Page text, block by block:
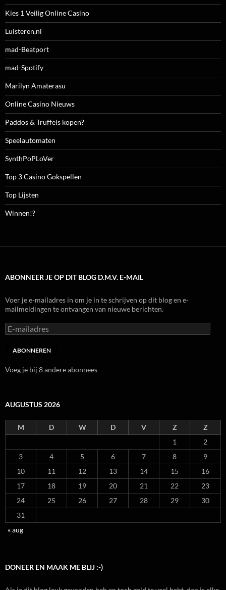
Kies 1 Veilig Online Casino
Luisteren.nl
mad-Beatport
mad-Spotify
Marilyn Amaterasu
Online Casino Nieuws
Paddos & Truffels kopen?
Speelautomaten
SynthPoPLoVer
Top 3 Casino Gokspellen
Top Lijsten
Winnen!?
ABONNEER JE OP DIT BLOG D.M.V. E-MAIL
Voer je e-mailadres in om je in te schrijven op dit blog en e-
mailmeldingen te ontvangen van nieuwe berichten.
E-
mailadres
ABONNEREN
Voeg je bij 8 andere abonnees
AUGUSTUS 2026
M D W D V Z
Z
1
2
3
4 5 6 7 8
9
10
11 12 13 14 15
16
17
18 19 20 21 22
23
24
25 26 27 28 29
30
31
« aug
DONEER EN MAAK ME BLIJ :-)